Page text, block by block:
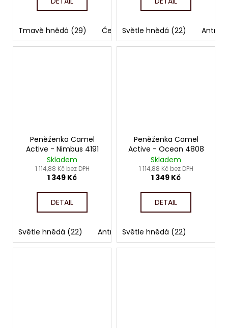
Tmavě hnědá (29) Černá (60)Světle hnědá (22)
Peněženka Camel
Active - Nimbus 4191
Skladem
1 114,88 Kč bez DPH
1 349 Kč
DETAIL
Světle hnědá (22) Antracit (76)
Peněženka Camel
Active - Ocean 4808
Skladem
1 114,88 Kč bez DPH
1 349 Kč
DETAIL
Světle hnědá (22)